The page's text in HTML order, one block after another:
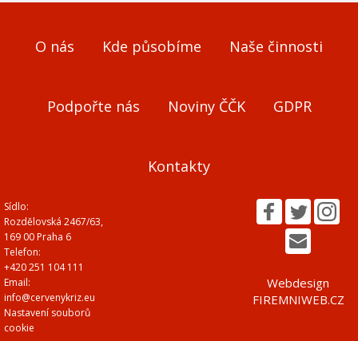
O nás Kde působíme Naše činnosti
Podpořte nás Noviny ČČK GDPR
Kontakty
Sídlo:
Rozdělovská 2467/63,
169 00 Praha 6
Telefon:
+420 251 104 111
Email:
info@cervenykriz.eu
Nastavení souborů
cookie
Webdesign
FIREMNIWEB.CZ